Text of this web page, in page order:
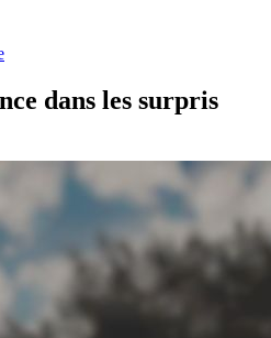
dans les surpris